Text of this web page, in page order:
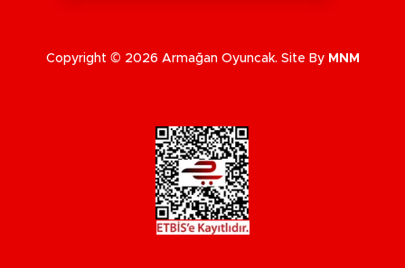
Copyright © 2026 Armağan Oyuncak. Site By MNM